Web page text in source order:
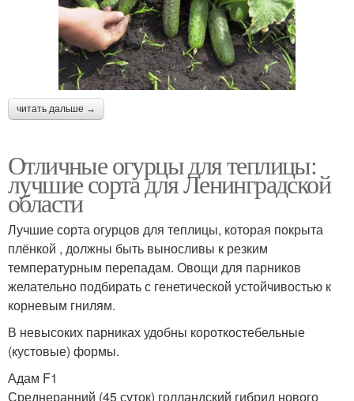
читать дальше →
Отличные огурцы для теплицы:
лучшие сорта для Ленинградской
области
Лучшие сорта огурцов для теплицы, которая покрыта
плёнкой , должны быть выносливы к резким
температурным перепадам. Овощи для парников
желательно подбирать с генетической устойчивостью к
корневым гнилям.
В невысоких парниках удобны короткостебельные
(кустовые) формы.
Адам F1
Среднеранний (45 суток) голландский гибрид нового